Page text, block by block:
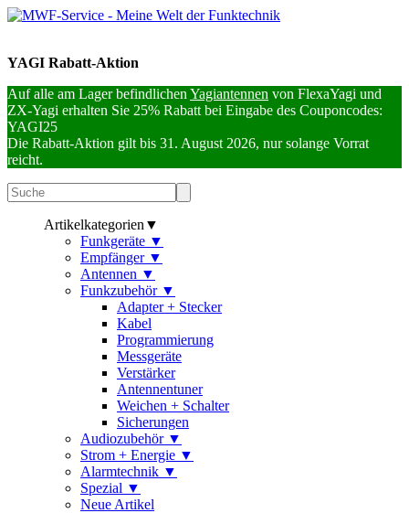
YAGI Rabatt-Aktion
Auf alle am Lager befindlichen Yagiantennen von FlexaYagi und
ZX-Yagi erhalten Sie 25% Rabatt bei Eingabe des Couponcodes:
YAGI25
Die Rabatt-Aktion gilt bis 31. August 2026, nur solange Vorrat
reicht.
Artikelkategorien ▼
Funkgeräte ▼
Empfänger ▼
Antennen ▼
Funkzubehör ▼
Adapter + Stecker
Kabel
Programmierung
Messgeräte
Verstärker
Antennentuner
Weichen + Schalter
Sicherungen
Audiozubehör ▼
Strom + Energie ▼
Alarmtechnik ▼
Spezial ▼
Neue Artikel